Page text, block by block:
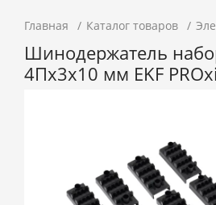
Главная Каталог товаров
Шинодержатель
4Пх3х10 мм EKF